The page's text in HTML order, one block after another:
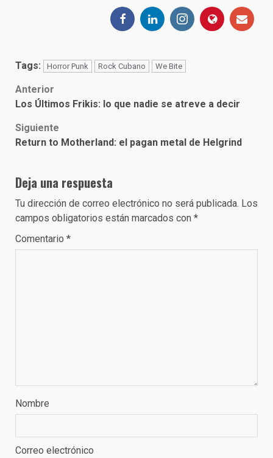
Tags: Horror Punk Rock Cubano We Bite
Post
navigation
Anterior
Los Últimos Frikis: lo que nadie se atreve a decir
Siguiente
Return to Motherland: el pagan metal de Helgrind
Deja una respuesta
Tu dirección de correo electrónico no será publicada. Los
campos obligatorios están marcados con *
Comentario *
Nombre
Correo electrónico